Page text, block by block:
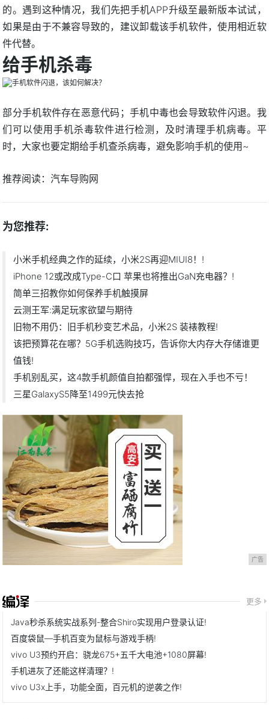
的。遇到这种情况，我们先把手机APP升级至最新版本试试，
如果是由于不兼容导致的，建议卸载该手机软件，使用相近软
件代替。
给手机杀毒
部分手机软件存在恶意代码；手机中毒也会导致软件闪退。我
们可以使用手机杀毒软件进行检测，及时清理手机病毒。平
时，大家也要定期给手机查杀病毒，避免影响手机的使用~
推荐阅读：汽车导购网
为您推荐:
小米手机经典之作的延续，小米2S再迎MIUI8！!
iPhone 12或改成Type-C口 苹果也将推出GaN充电器？!
简单三招教你如何保养手机触摸屏
云测王军:满足玩家欲望与期待
旧物不用仍：旧手机秒变艺术品，小米2S 装裱教程!
该把预算花在哪？5G手机选购技巧，告诉你大内存大存储谁更
值钱!
手机别乱买，这4款手机颜值自拍都强悍，现在入手也不亏！
三星GalaxyS5降至1499元快去抢
广告
更多
Java秒杀系统实战系列-整合Shiro实现用户登录认证!
百度袋鼠—手机百变为鼠标与游戏手柄!
vivo U3预约开启：骁龙675+五千大电池+1080屏幕!
手机进灰了还能这样清理？!
vivo U3x上手，功能全面，百元机的逆袭之作!